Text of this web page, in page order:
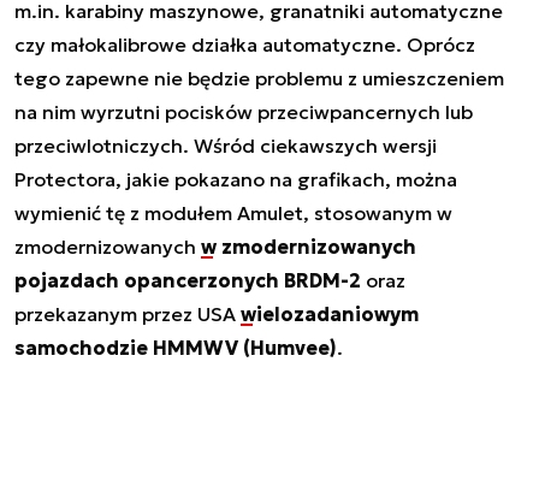
m.in. karabiny maszynowe, granatniki automatyczne
czy małokalibrowe działka automatyczne. Oprócz
tego zapewne nie będzie problemu z umieszczeniem
na nim wyrzutni pocisków przeciwpancernych lub
przeciwlotniczych. Wśród ciekawszych wersji
Protectora, jakie pokazano na grafikach, można
wymienić tę z modułem Amulet, stosowanym w
zmodernizowanych w zmodernizowanych
pojazdach opancerzonych BRDM-2 oraz
przekazanym przez USA wielozadaniowym
samochodzie HMMWV (Humvee).